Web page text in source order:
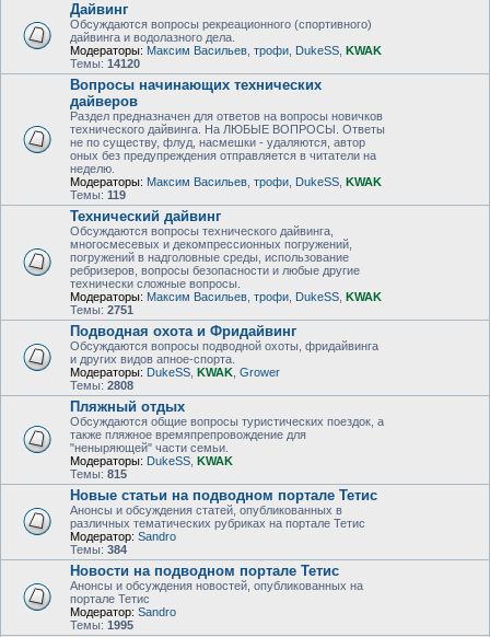
Дайвинг
Обсуждаются вопросы рекреационного (спортивного)
дайвинга и водолазного дела.
Модераторы: Максим Васильев трофи DukeSS KWAK
Темы: 14120
Вопросы начинающих технических
дайверов
Раздел предназначен для ответов на вопросы новичков
технического дайвинга. На ЛЮБЫЕ ВОПРОСЫ. Ответы
не по существу, флуд, насмешки - удаляются, автор
оных без предупреждения отправляется в читатели на
неделю.
Модераторы: Максим Васильев трофи DukeSS KWAK
Темы: 119
Технический дайвинг
Обсуждаются вопросы технического дайвинга,
многосмесевых и декомпрессионных погружений,
погружений в надголовные среды, использование
ребризеров, вопросы безопасности и любые другие
технически сложные вопросы.
Модераторы: Максим Васильев трофи DukeSS KWAK
Темы: 2751
Подводная охота и Фридайвинг
Обсуждаются вопросы подводной охоты, фридайвинга
и других видов апное-спорта.
Модераторы: DukeSS KWAK Grower
Темы: 2808
Пляжный отдых
Обсуждаются общие вопросы туристических поездок, а
также пляжное времяпрепровождение для
"неныряющей" части семьи.
Модераторы: DukeSS KWAK
Темы: 815
Новые статьи на подводном портале Тетис
Анонсы и обсуждения статей, опубликованных в
различных тематических рубриках на портале Тетис
Модератор: Sandro
Темы: 384
Новости на подводном портале Тетис
Анонсы и обсуждения новостей, опубликованных на
портале Тетис
Модератор: Sandro
Темы: 1995